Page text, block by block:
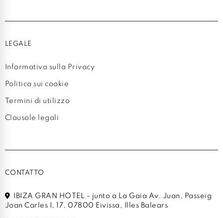
LEGALE
Informativa sulla Privacy
Politica sui cookie
Termini di utilizzo
Clausole legali
CONTATTO
IBIZA GRAN HOTEL - junto a La Gaia Av. Juan, Passeig
Joan Carles I, 17, 07800 Eivissa, Illes Balears